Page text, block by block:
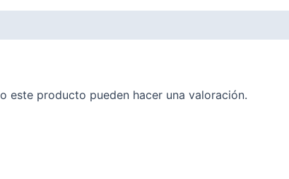
este producto pueden hacer una valoración.